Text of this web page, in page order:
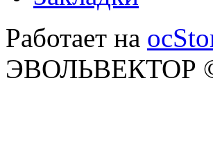
Работает на
ЭВОЛЬВЕКТОР